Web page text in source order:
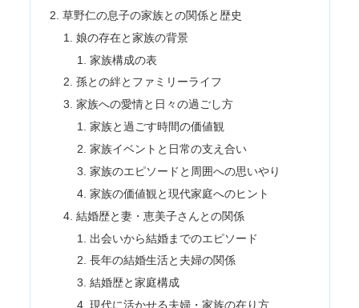
草野仁の息子の家族との関係と歴史
娘の存在と家族の背景
家族構成の表
孫との絆とファミリーライフ
家族への愛情と日々の過ごし方
家族と過ごす時間の価値観
家族イベントと日常の支え合い
家族のエピソードと周囲への思いやり
家族の価値観と現代家庭へのヒント
結婚歴と妻・恵美子さんとの関係
出会いから結婚までのエピソード
長年の結婚生活と夫婦の関係
結婚歴と家庭構成
現代に活かせる夫婦・家族の在り方